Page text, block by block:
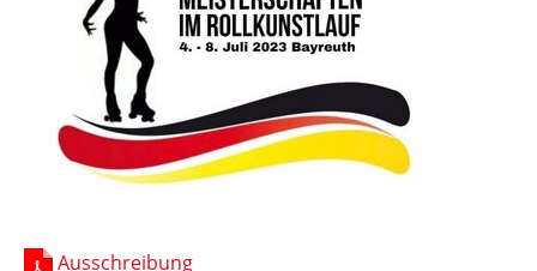
Ausschreibung